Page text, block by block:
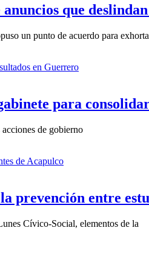
que
un punto de acuerdo para
para
de gobierno
prevención entre
Cívico-Social, elementos de la